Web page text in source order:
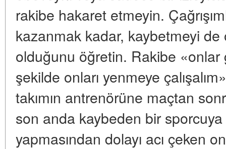
rakibe hakaret etmeyin.
kazanmak kadar, kaybetmeyi
olduğunu öğretin. Rakibe
şekilde onları yenmeye
takımın antrenörüne maçtan
son anda kaybeden bir
yapmasından dolayı acı çeken